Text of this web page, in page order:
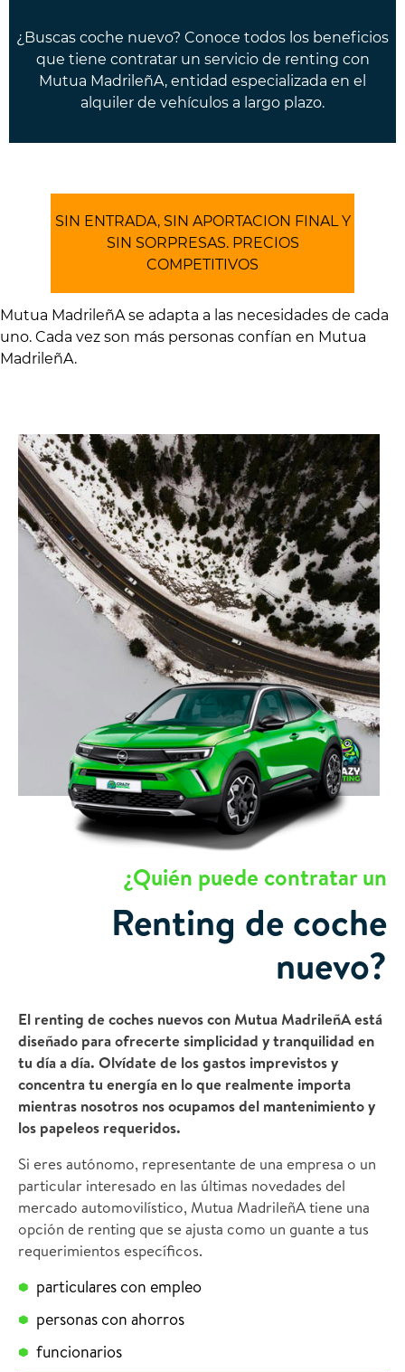
¿Buscas coche nuevo? Conoce todos los beneficios
que tiene contratar un servicio de renting con
Mutua MadrileñA, entidad especializada en el
alquiler de vehículos a largo plazo.
SIN ENTRADA, SIN APORTACION FINAL Y
SIN SORPRESAS. PRECIOS
COMPETITIVOS
Mutua MadrileñA se adapta a las necesidades de cada
uno. Cada vez son más personas confían en Mutua
MadrileñA.
¿Quién puede contratar un
Renting de coche
nuevo?
El renting de coches nuevos con Mutua MadrileñA está
diseñado para ofrecerte simplicidad y tranquilidad en
tu día a día. Olvídate de los gastos imprevistos y
concentra tu energía en lo que realmente importa
mientras nosotros nos ocupamos del mantenimiento y
los papeleos requeridos.
Si eres autónomo, representante de una empresa o un
particular interesado en las últimas novedades del
mercado automovilístico, Mutua MadrileñA tiene una
opción de renting que se ajusta como un guante a tus
requerimientos específicos.
particulares con empleo
personas con ahorros
funcionarios